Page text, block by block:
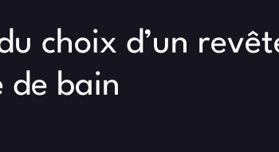
choix d’un
de bain